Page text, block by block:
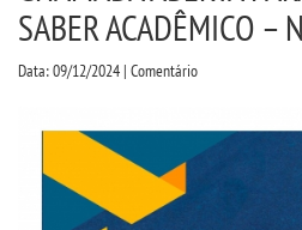
CPA
SABER ACADÊMICO –
Data: 09/12/2024 | Comentário